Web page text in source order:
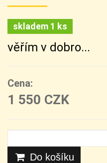
skladem 1 ks
věřím v dobro...
Cena:
1 550 CZK
Do košíku